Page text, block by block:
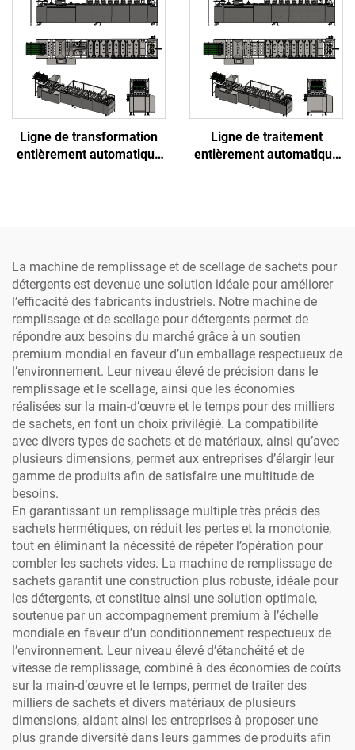
remplissage et scellage de
capsules à café Nespresso
vides
Ligne de transformation
entièrement automatique
Ligne de traitement
entièrement automatique
de vitesses
La machine de remplissage et de scellage de sachets pour
détergents est devenue une solution idéale pour améliorer
l’efficacité des fabricants industriels. Notre machine de
remplissage et de scellage pour détergents permet de
répondre aux besoins du marché grâce à un soutien
premium mondial en faveur d’un emballage respectueux de
l’environnement. Leur niveau élevé de précision dans le
remplissage et le scellage, ainsi que les économies
réalisées sur la main-d’œuvre et le temps pour des milliers
de sachets, en font un choix privilégié. La compatibilité
avec divers types de sachets et de matériaux, ainsi qu’avec
plusieurs dimensions, permet aux entreprises d’élargir leur
gamme de produits afin de satisfaire une multitude de
besoins.
En garantissant un remplissage multiple très précis des
sachets hermétiques, on réduit les pertes et la monotonie,
tout en éliminant la nécessité de répéter l’opération pour
combler les sachets vides. La machine de remplissage de
sachets garantit une construction plus robuste, idéale pour
les détergents, et constitue ainsi une solution optimale,
soutenue par un accompagnement premium à l’échelle
mondiale en faveur d’un conditionnement respectueux de
l’environnement. Leur niveau élevé d’étanchéité et de
vitesse de remplissage, combiné à des économies de coûts
sur la main-d’œuvre et le temps, permet de traiter des
milliers de sachets et divers matériaux de plusieurs
dimensions, aidant ainsi les entreprises à proposer une
plus grande diversité dans leurs gammes de produits afin